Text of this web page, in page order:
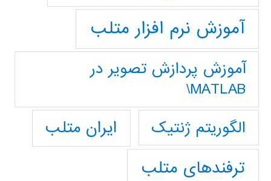
آموزش نرم افزار متلب
آموزش پردازش تصوير در
MATLAB\
الگوریتم ژنتیک
ایران متلب
ترفندهای متلب